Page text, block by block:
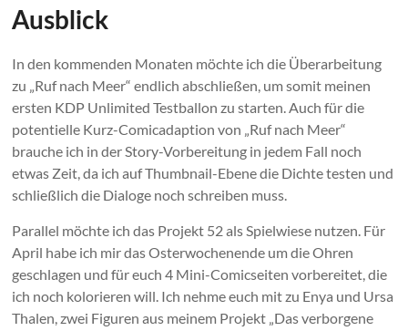
Ausblick
In den kommenden Monaten möchte ich die Überarbeitung
zu „Ruf nach Meer“ endlich abschließen, um somit meinen
ersten KDP Unlimited Testballon zu starten. Auch für die
potentielle Kurz-Comicadaption von „Ruf nach Meer“
brauche ich in der Story-Vorbereitung in jedem Fall noch
etwas Zeit, da ich auf Thumbnail-Ebene die Dichte testen und
schließlich die Dialoge noch schreiben muss.
Parallel möchte ich das Projekt 52 als Spielwiese nutzen. Für
April habe ich mir das Osterwochenende um die Ohren
geschlagen und für euch 4 Mini-Comicseiten vorbereitet, die
ich noch kolorieren will. Ich nehme euch mit zu Enya und Ursa
Thalen, zwei Figuren aus meinem Projekt „Das verborgene